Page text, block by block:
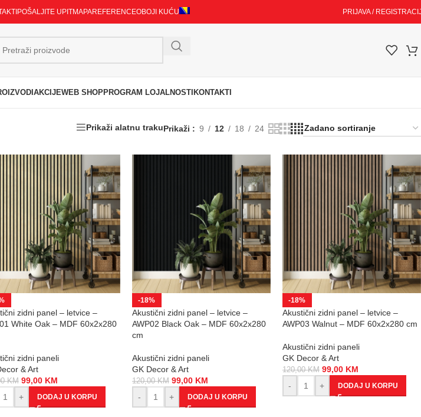
POŠALJITE UPITMAPAREFERENCEOBOJI KUĆU PRIJAVA /
AKCIJEWEB SHOPPROGRAM LOJALNOSTI KONTAKTI
Prikaži alatnu trakuPrikaži 9 12 18 24
zidni panel – letvice –
White Oak – MDF 60x2x280
zidni paneli
& Art
KM 99,00 KM
+ DODAJ U KORPU
-18%
Akustični zidni panel – letvice –
AWP02 Black Oak – MDF 60x2x280
cm
Akustični zidni paneli
GK Decor & Art
120,00KM 99,00 KM
-
+ DODAJ U KORPU
-18%
Akustični zidni panel – letvice –
AWP03 Walnut – MDF 60x2x280 cm
Akustični zidni paneli
GK Decor & Art
120,00KM 99,00 KM
-
+ DODAJ U KORPU